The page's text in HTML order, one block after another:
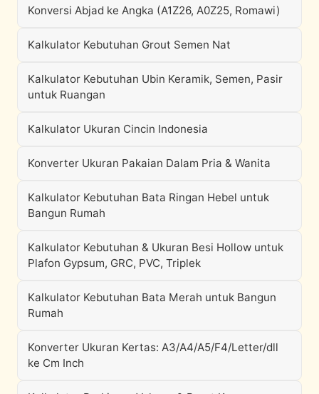
Konversi Abjad ke Angka (A1Z26, A0Z25, Romawi)
Kalkulator Kebutuhan Grout Semen Nat
Kalkulator Kebutuhan Ubin Keramik, Semen, Pasir
untuk Ruangan
Kalkulator Ukuran Cincin Indonesia
Konverter Ukuran Pakaian Dalam Pria & Wanita
Kalkulator Kebutuhan Bata Ringan Hebel untuk
Bangun Rumah
Kalkulator Kebutuhan & Ukuran Besi Hollow untuk
Plafon Gypsum, GRC, PVC, Triplek
Kalkulator Kebutuhan Bata Merah untuk Bangun
Rumah
Konverter Ukuran Kertas: A3/A4/A5/F4/Letter/dll
ke Cm Inch